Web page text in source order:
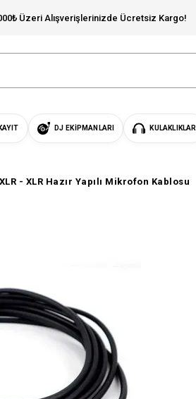
Üzeri Alışverişlerinizde Ücretsiz Kargo!
DJ EKIPMANLARI KULAKLIKLAR
- XLR Hazır Yapılı Mikrofon Kablosu